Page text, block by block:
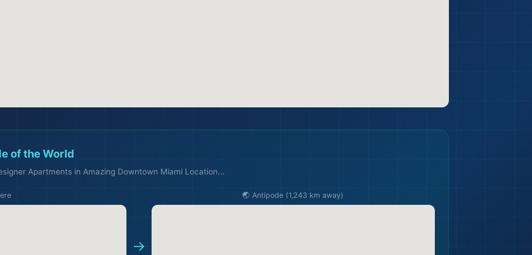
of the World
Apartments in Amazing Downtown Miami Location...
→
🌏 Antipode (1,243 km away)